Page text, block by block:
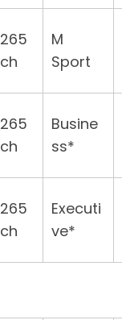
265
ch
M
Sport
265
ch
Busine
ss*
265
ch
Executi
ve*